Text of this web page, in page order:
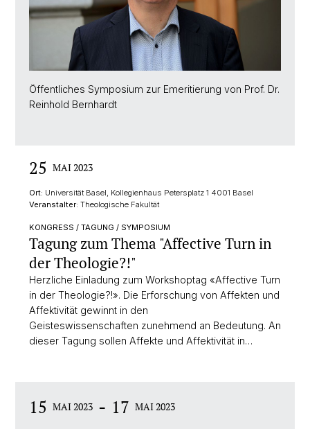
Öffentliches Symposium zur Emeritierung von Prof. Dr.
Reinhold Bernhardt
25 MAI 2023
Ort: Universität Basel, Kollegienhaus Petersplatz 1 4001 Basel
Veranstalter: Theologische Fakultät
KONGRESS / TAGUNG / SYMPOSIUM
Tagung zum Thema "Affective Turn in
der Theologie?!"
Herzliche Einladung zum Workshoptag «Affective Turn
in der Theologie?!». Die Erforschung von Affekten und
Affektivität gewinnt in den
Geisteswissenschaften zunehmend an Bedeutung. An
dieser Tagung sollen Affekte und Affektivität in…
15 MAI 2023 - 17 MAI 2023